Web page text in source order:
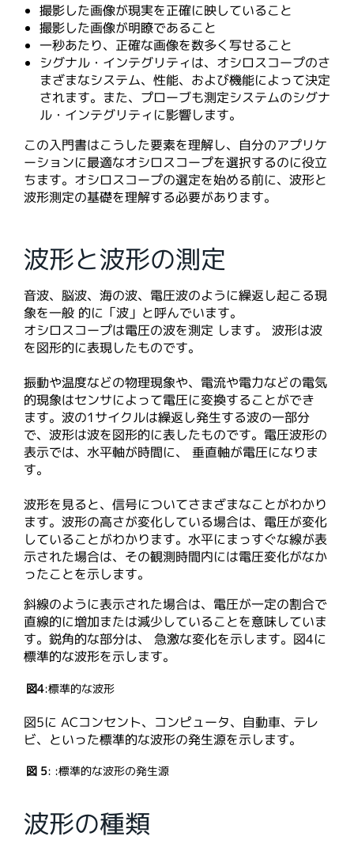
撮影した画像が現実を正確に映していること
撮影した画像が明瞭であること
一秒あたり、正確な画像を数多く写せること
シグナル・インテグリティは、オシロスコープのさ
まざまなシステム、性能、および機能によって決定
されます。また、プローブも測定システムのシグナ
ル・インテグリティに影響します。
この入門書はこうした要素を理解し、自分のアプリケ
ーションに最適なオシロスコープを選択するのに役立
ちます。オシロスコープの選定を始める前に、波形と
波形測定の基礎を理解する必要があります。
波形と波形の測定
音波、脳波、海の波、電圧波のように繰返し起こる現
象を一般 的に「波」と呼んでいます。
オシロスコープは電圧の波を測定 します。 波形は波
を図形的に表現したものです。
振動や温度などの物理現象や、電流や電力などの電気
的現象はセンサによって電圧に変換することができ
ます。波の1サイクルは繰返し発生する波の一部分
で、波形は波を図形的に表したものです。電圧波形の
表示では、水平軸が時間に、 垂直軸が電圧になりま
す。
波形を見ると、信号についてさまざまなことがわかり
ます。波形の高さが変化している場合は、電圧が変化
していることがわかります。水平にまっすぐな線が表
示された場合は、その観測時間内には電圧変化がなか
ったことを示します。
斜線のように表示された場合は、電圧が一定の割合で
直線的に増加または減少していることを意味していま
す。鋭角的な部分は、 急激な変化を示します。図4に
標準的な波形を示します。
図4:標準的な波形
図5に ACコンセント、コンピュータ、自動車、テレ
ビ、といった標準的な波形の発生源を示します。
図 5: :標準的な波形の発生源
波形の種類